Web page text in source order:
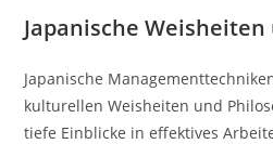
Japanische
Japanische
kulturellen Weisheiten und
tiefe Einblicke in effektives